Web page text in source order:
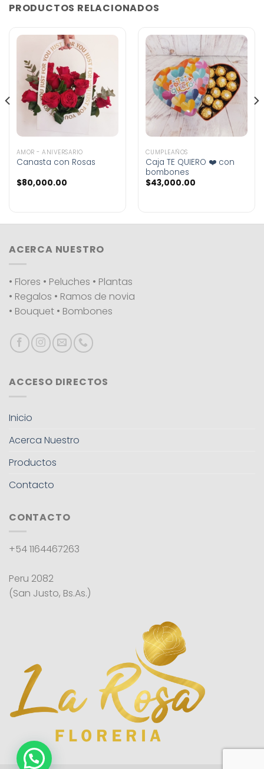
PRODUCTOS RELACIONADOS
AMOR - ANIVERSARIO
Canasta con Rosas
$80,000.00
CUMPLEAÑOS
Caja TE QUIERO ❤️ con
bombones
$43,000.00
ACERCA NUESTRO
• Flores • Peluches • Plantas
• Regalos • Ramos de novia
• Bouquet • Bombones
ACCESO DIRECTOS
Inicio
Acerca Nuestro
Productos
Contacto
CONTACTO
+54 1164467263
Peru 2082
(San Justo, Bs.As.)